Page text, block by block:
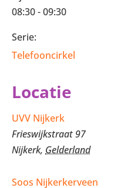
08:30 - 09:30
Serie:
Telefooncirkel
Locatie
UVV Nijkerk
Frieswijkstraat 97
Nijkerk, Gelderland
Soos Nijkerkerveen